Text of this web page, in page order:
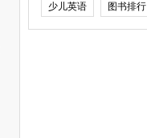
少儿英语 图书排行